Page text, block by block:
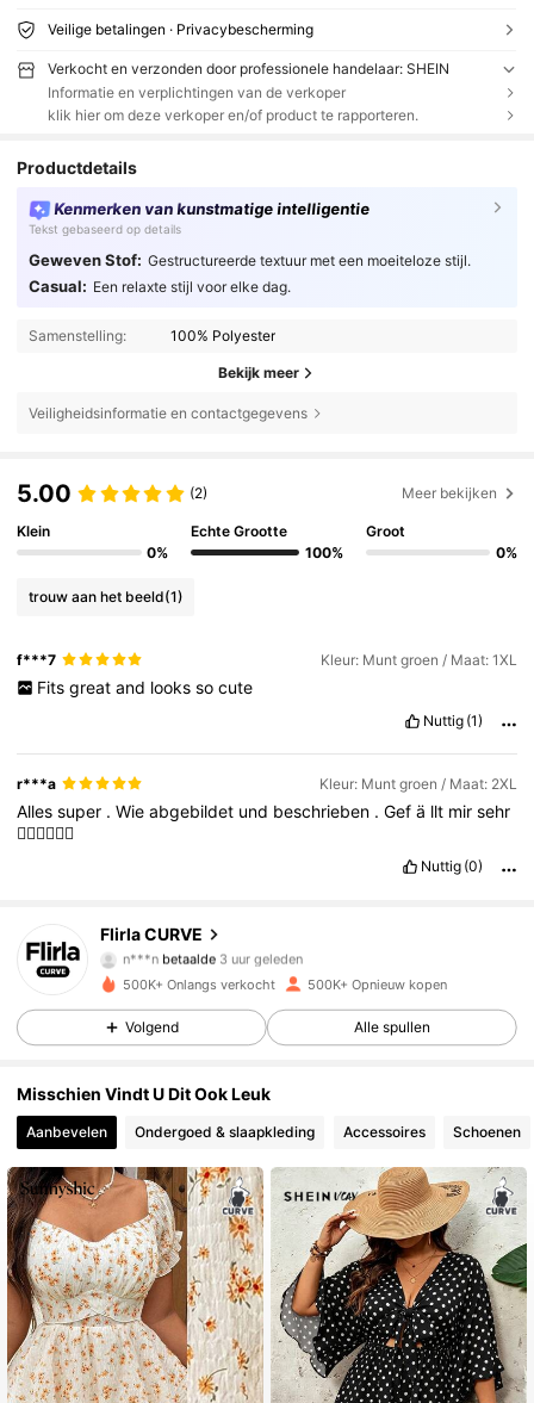
Veilige betalingen · Privacybescherming
Verkocht en verzonden door professionele handelaar: SHEIN
Informatie en verplichtingen van de verkoper
klik hier om deze verkoper en/of product te rapporteren.
Productdetails
Kenmerken van kunstmatige intelligentie
Tekst gebaseerd op details
Geweven Stof: Gestructureerde textuur met een moeiteloze stijl.
Casual: Een relaxte stijl voor elke dag.
Samenstelling: 100% Polyester
Bekijk meer
Veiligheidsinformatie en contactgegevens
5.00 (2) Meer bekijken
Klein
0%
Echte Grootte
100%
Groot
0%
trouw aan het beeld(1)
f***7 Kleur: Munt groen / Maat: 1XL
Fits great and looks so cute
Nuttig (1)
r***a Kleur: Munt groen / Maat: 2XL
Allessuper .Wieabgebildet und beschrieben .Gefä llt mirsehr
👍🏼👍🏼👍🏼
Nuttig (0)
Flirla CURVE
4.83
125K Volgers
n***n
betaalde 3 uur geleden
4 uur geleden
4.83 125K Volgers
4.83 125K Volgers
4.83 125K Volgers
4.83 125K Volgers
4.83 125K Volgers
500K+ Onlangs verkocht 500K+ Opnieuw kopen
Volgend Alle spullen
Misschien Vindt U Dit Ook Leuk
Aanbevelen Ondergoed & slaapkleding Accessoires Schoenen